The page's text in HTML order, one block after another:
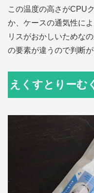
この温度の高さがCPU
か、ケースの通気性に
リスがおかしいためな
の要素が違うので判断が
えくすとりーむ